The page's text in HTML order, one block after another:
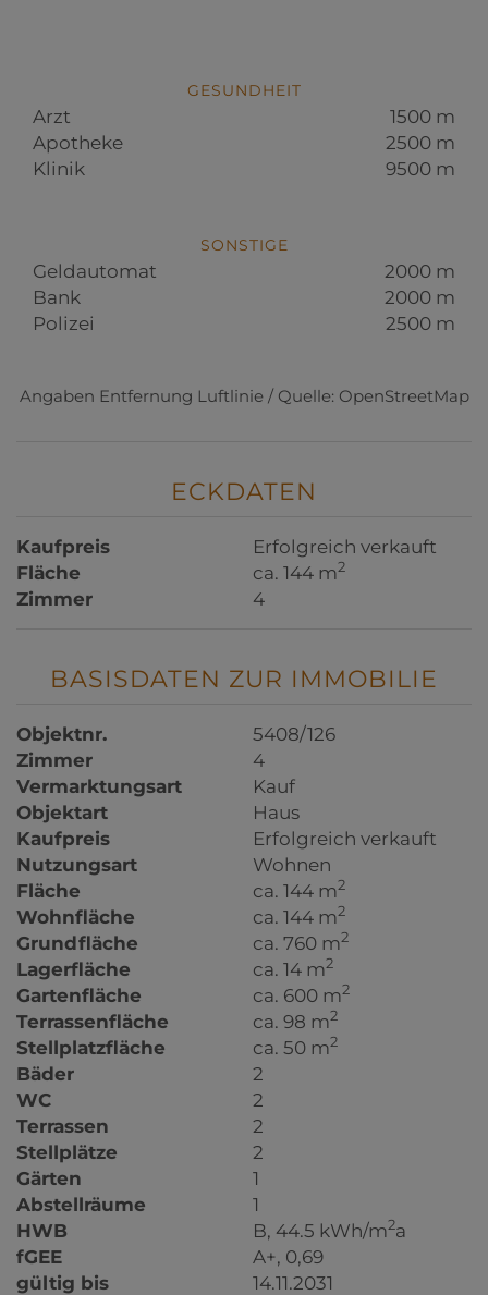
GESUNDHEIT
Arzt
1500 m
Apotheke
2500 m
Klinik
9500 m
SONSTIGE
Geldautomat
2000 m
Bank
2000 m
Polizei
2500 m
Angaben Entfernung Luftlinie / Quelle: OpenStreetMap
ECKDATEN
Kaufpreis
Erfolgreich verkauft
Fläche
ca. 144 m2
Zimmer 4
BASISDATEN ZUR IMMOBILIE
Objektnr.
5408/126
Zimmer
4
Vermarktungsart
Kauf
Objektart
Haus
Kaufpreis
Erfolgreich verkauft
Nutzungsart
Wohnen
Fläche
ca. 144 m2
Wohnfläche ca. 144 m2
Grundfläche ca. 760 m2
Lagerfläche ca. 14 m2
Gartenfläche ca. 600 m2
Terrassenfläche ca. 98 m2
Stellplatzfläche ca. 50 m2
Bäder
2
WC
2
Terrassen
2
Stellplätze
2
Gärten
1
Abstellräume
1
HWB
B, 44.5 kWh/m2a
fGEE
A+, 0,69
gültig bis
14.11.2031